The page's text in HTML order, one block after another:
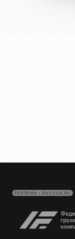
РЕКЛАМА • RAILFGK.RU